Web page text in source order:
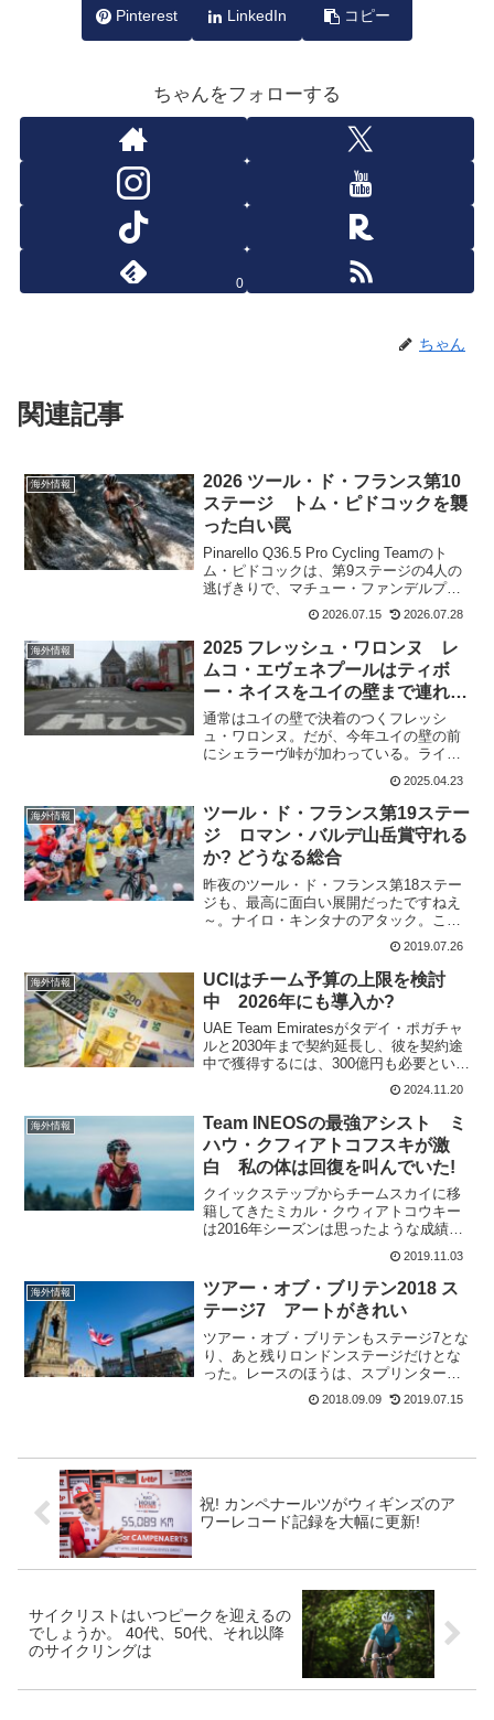
Pinterest LinkedIn コピー
ちゃんをフォローする
0
ちゃん
関連記事
海外情報
2026 ツール・ド・フランス第10
ステージ トム・ピドコックを襲
った白い罠
Pinarello Q36.5 Pro Cycling Teamのト
ム・ピドコックは、第9ステージの4人の
逃げきりで、マチュー・ファンデルプー
ルの真後ろにいたのにスプリントでき
ず。下ハンを持っていて、動くギアが替
えられなかった。今度は、第1...
2026.07.15 2026.07.28
海外情報
2025 フレッシュ・ワロンヌ レ
ムコ・エヴェネプールはティボ
ー・ネイスをユイの壁まで連れて
いかない
通常はユイの壁で決着のつくフレッシ
ュ・ワロンヌ。だが、今年ユイの壁の前
にシェラーヴ峠が加わっている。ライバ
ルを減らすには絶好のアタックポイント
となる。アムステルゴールドレースで落
車しながらも3位に入ったレムコ・エヴェ
ネプールは、ユイの壁まで...
2025.04.23
海外情報
ツール・ド・フランス第19ステー
ジ ロマン・バルデ山岳賞守れる
か? どうなる総合
昨夜のツール・ド・フランス第18ステー
ジも、最高に面白い展開だったですねえ
～。ナイロ・キンタナのアタック。この
日のキンタナは逃げ集団の中でも余裕が
あった。いつもの強いキンタナの走り
で、追いすがるロマン・バルデよりも2キ
ロは速い登坂。ロマン・...
2019.07.26
海外情報
UCIはチーム予算の上限を検討
中 2026年にも導入か?
UAE Team Emiratesがタデイ・ポガチャ
ルと2030年まで契約延長し、彼を契約途
中で獲得するには、300億円も必要という
契約条項の追加も行われている。ただ、
これでUAE Team Emiratesが今後も、世
界最高の選手を独占す...
2024.11.20
海外情報
Team INEOSの最強アシスト ミ
ハウ・クフィアトコフスキが激
白 私の体は回復を叫んでいた!
クイックステップからチームスカイに移
籍してきたミカル・クウィアトコウキー
は2016年シーズンは思ったような成績が
残せなかった。だが、2017年と2018年は
絶好調。クリス・フルームとゲラント・
トーマスのツール・ド・フランス勝利の
重要なサポー...
2019.11.03
海外情報
ツアー・オブ・ブリテン2018 ス
テージ7 アートがきれい
ツアー・オブ・ブリテンもステージ7とな
り、あと残りロンドンステージだけとな
った。レースのほうは、スプリンタース
テージかとおもいきや、見事な逃げ切り
勝利。今回の紹介も、またもキレイだっ
2018.09.09 2019.07.15
祝! カンペナールツがウィギンズのア
ワーレコード記録を大幅に更新!
サイクリストはいつピークを迎えるの
でしょうか。 40代、50代、それ以降
のサイクリングは